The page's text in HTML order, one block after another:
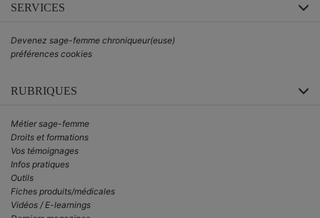
SERVICES
Devenez sage-femme chroniqueur(euse)
préférences cookies
RUBRIQUES
Métier sage-femme
Droits et formations
Vos témoignages
Infos pratiques
Outils
Fiches produits/médicales
Vidéos / E-learnings